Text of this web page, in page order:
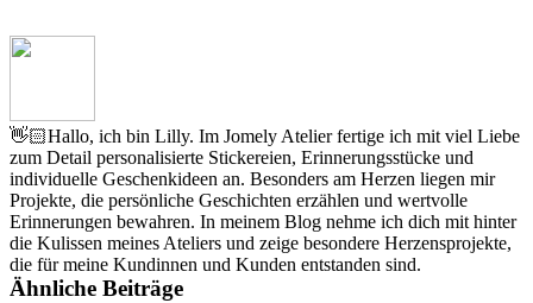
👋🏻Hallo, ich bin Lilly. Im Jomely Atelier fertige ich mit viel Liebe
zum Detail personalisierte Stickereien, Erinnerungsstücke und
individuelle Geschenkideen an. Besonders am Herzen liegen mir
Projekte, die persönliche Geschichten erzählen und wertvolle
Erinnerungen bewahren. In meinem Blog nehme ich dich mit hinter
die Kulissen meines Ateliers und zeige besondere Herzensprojekte,
die für meine Kundinnen und Kunden entstanden sind.
Ähnliche Beiträge